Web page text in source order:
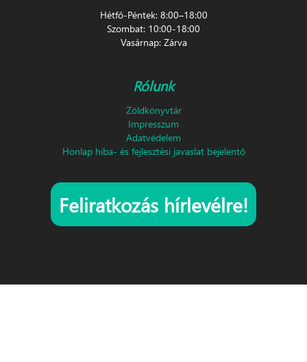
Hétfő-Péntek: 8:00–18:00
Szombat: 10:00-18:00
Vasárnap: Zárva
Rólunk
Zöldkönyvtár
Impresszum
Adatvédelem
Honlap hiba- és fejlesztési javaslat bejelentő
Feliratkozás hírlevélre!